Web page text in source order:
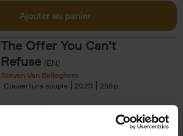
Ajouter au panier
The Offer You Can't
Refuse (EN)
Steven Van Belleghem
Couverture souple
2020 256
€37,50